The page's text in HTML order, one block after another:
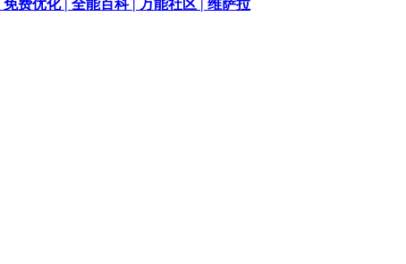
免费优化 | 全能百科 | 万能社区 | 维萨拉